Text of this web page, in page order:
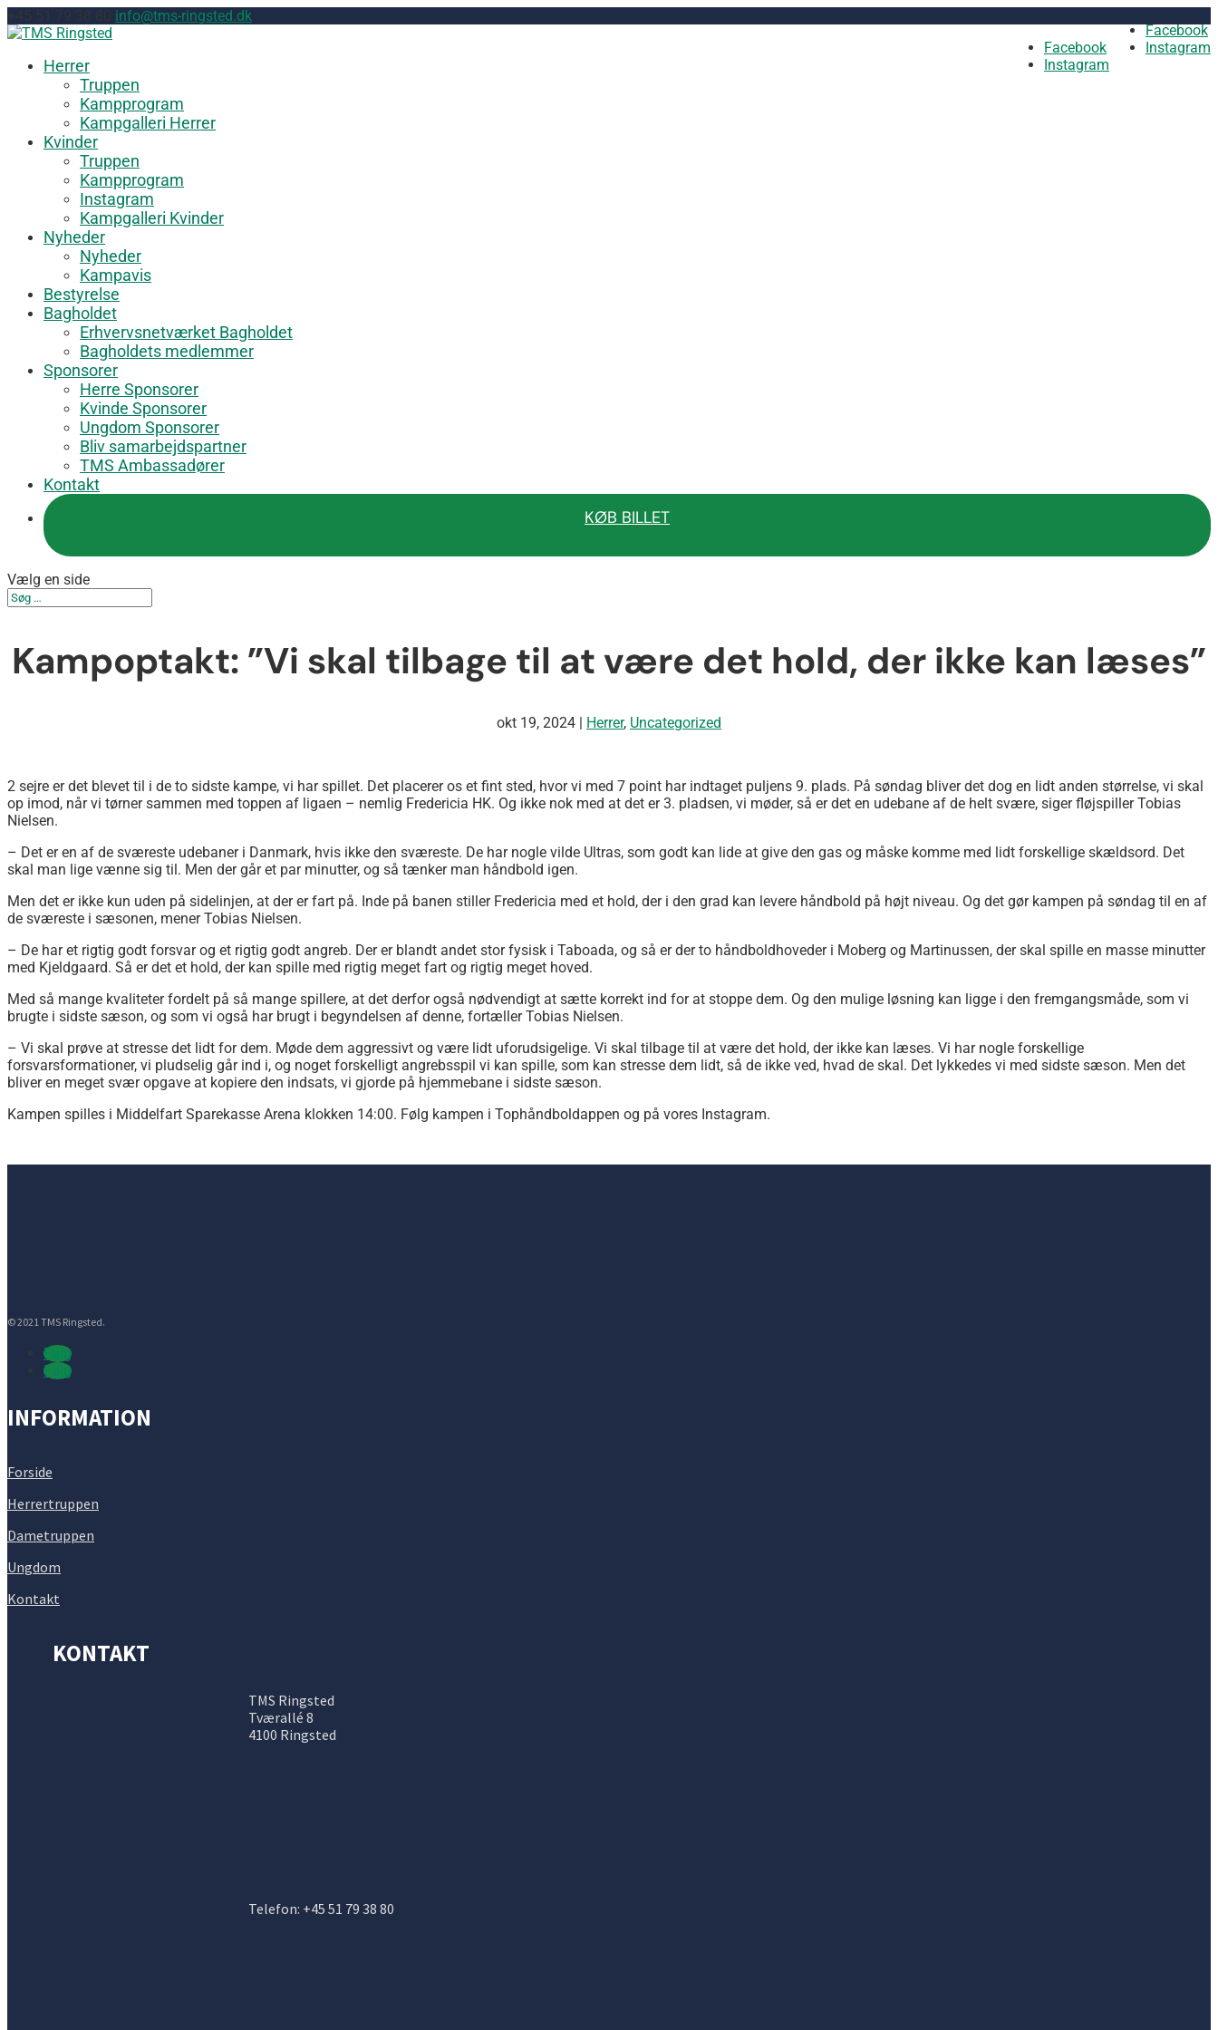
info@tms-ringsted.dk
Facebook
Instagram
Facebook
Instagram
Herrer
Truppen
Kampprogram
Kampgalleri Herrer
Kvinder
Truppen
Kampprogram
Instagram
Kampgalleri Kvinder
Nyheder
Nyheder
Kampavis
Bestyrelse
Bagholdet
Erhvervsnetværket Bagholdet
Bagholdets medlemmer
Sponsorer
Herre Sponsorer
Kvinde Sponsorer
Ungdom Sponsorer
Bliv samarbejdspartner
TMS Ambassadører
Kontakt
KØB BILLET
Vælg en side
Kampoptakt: ”Vi skal tilbage til at være det hold, der ikke kan læses”
okt 19, 2024 Herrer, Uncategorized
2 sejre er det blevet til i de to sidste kampe, vi har spillet. Det placerer os et fint sted, hvor vi med 7 point har indtaget puljens 9. plads. På søndag bliver det dog en lidt anden størrelse, vi skal
op imod, når vi tørner sammen med toppen af ligaen – nemlig Fredericia HK. Og ikke nok med at det er 3. pladsen, vi møder, så er det en udebane af de helt svære, siger fløjspiller Tobias
Nielsen.
– Det er en af de sværeste udebaner i Danmark, hvis ikke den sværeste. De har nogle vilde Ultras, som godt kan lide at give den gas og måske komme med lidt forskellige skældsord. Det
skal man lige vænne sig til. Men der går et par minutter, og så tænker man håndbold igen.
Men det er ikke kun uden på sidelinjen, at der er fart på. Inde på banen stiller Fredericia med et hold, der i den grad kan levere håndbold på højt niveau. Og det gør kampen på søndag til en af
de sværeste i sæsonen, mener Tobias Nielsen.
– De har et rigtig godt forsvar og et rigtig godt angreb. Der er blandt andet stor fysisk i Taboada, og så er der to håndboldhoveder i Moberg og Martinussen, der skal spille en masse minutter
med Kjeldgaard. Så er det et hold, der kan spille med rigtig meget fart og rigtig meget hoved.
Med så mange kvaliteter fordelt på så mange spillere, at det derfor også nødvendigt at sætte korrekt ind for at stoppe dem. Og den mulige løsning kan ligge i den fremgangsmåde, som vi
brugte i sidste sæson, og som vi også har brugt i begyndelsen af denne, fortæller Tobias Nielsen.
– Vi skal prøve at stresse det lidt for dem. Møde dem aggressivt og være lidt uforudsigelige. Vi skal tilbage til at være det hold, der ikke kan læses. Vi har nogle forskellige
forsvarsformationer, vi pludselig går ind i, og noget forskelligt angrebsspil vi kan spille, som kan stresse dem lidt, så de ikke ved, hvad de skal. Det lykkedes vi med sidste sæson. Men det
bliver en meget svær opgave at kopiere den indsats, vi gjorde på hjemmebane i sidste sæson.
Kampen spilles i Middelfart Sparekasse Arena klokken 14:00. Følg kampen i Tophåndboldappen og på vores Instagram.
© 2021 TMS Ringsted.
Følg
Følg
INFORMATION
Forside
Herrertruppen
Dametruppen
Ungdom
Kontakt
KONTAKT
TMS Ringsted
Tværallé 8
4100 Ringsted
Telefon: +45 51 79 38 80